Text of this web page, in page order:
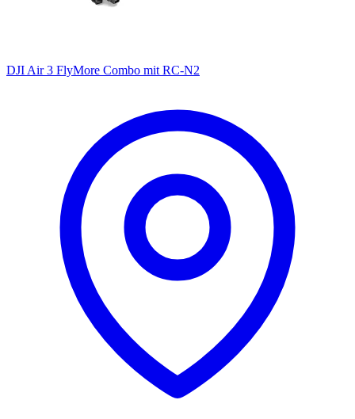
DJI Air 3 FlyMore Combo mit RC-N2